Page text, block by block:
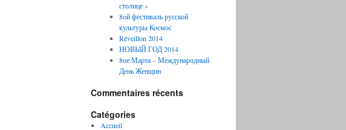
столице »
8ой фестиваль русской
культуры Космос
Réveillon 2014
НОВЫЙ ГОД 2014
8ое Марта – Международный
День Женщин
Commentaires récents
Catégories
Accueil